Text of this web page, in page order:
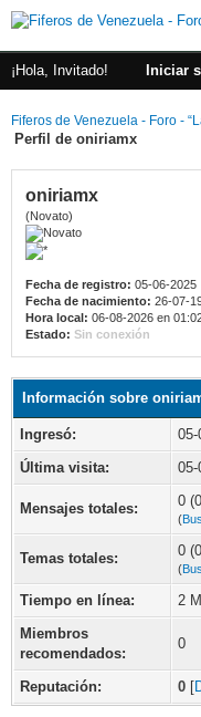
¡Hola, Invitado! Iniciar
Fiferos de Venezuela - Foro -
Perfil de oniriamx
oniriamx
(Novato)
Fecha de registro: 05-06-2025
Fecha de nacimiento: 26-07-
Hora local: 06-08-2026 en
Estado: Sin conexión
Información sobre
Ingresó:
05-
Última visita:
05-
Mensajes totales: 0
(
Temas totales: 0
(
Tiempo en línea:
2
Miembros
recomendados:
0
Reputación: 0 [